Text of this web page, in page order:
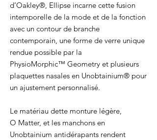
d’Oakley®, Ellipse incarne cette fusion
intemporelle de la mode et de la fonction
avec un contour de branche
contemporain, une forme de verre unique
rendue possible par la
PhysioMorphic™ Geometry et plusieurs
plaquettes nasales en Unobtainium® pour
un ajustement personnalisé.
Le matériau dette monture légère,
O Matter, et les manchons en
Unobtainium antidérapants rendent